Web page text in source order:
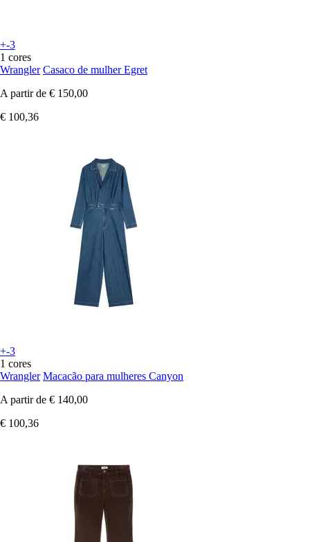
+-3
1 cores
Wrangler Casaco de mulher Egret
A partir de € 150,00
€ 100,36
+-3
1 cores
Wrangler Macacão para mulheres Canyon
A partir de € 140,00
€ 100,36